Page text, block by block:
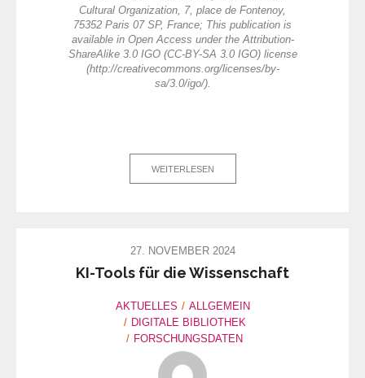
Cultural Organization, 7, place de Fontenoy,
75352 Paris 07 SP, France; This publication is
available in Open Access under the Attribution-
ShareAlike 3.0 IGO (CC-BY-SA 3.0 IGO) license
(http://creativecommons.org/licenses/by-
sa/3.0/igo/).
WEITERLESEN
27. NOVEMBER 2024
KI-Tools für die Wissenschaft
AKTUELLES
ALLGEMEIN
DIGITALE BIBLIOTHEK
FORSCHUNGSDATEN